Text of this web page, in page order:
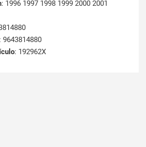
: 1996 1997 1998 1999 2000 2001
: 9643814880
: 192962X